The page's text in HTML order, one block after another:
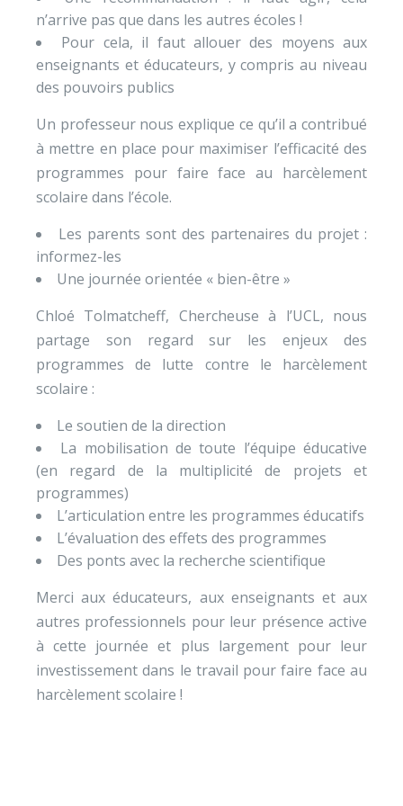
n’arrive pas que dans les autres écoles !
Pour cela, il faut allouer des moyens aux
enseignants et éducateurs, y compris au niveau
des pouvoirs publics
Un professeur nous explique ce qu’il a contribué
à mettre en place pour maximiser l’efficacité des
programmes pour faire face au harcèlement
scolaire dans l’école.
Les parents sont des partenaires du projet :
informez-les
Une journée orientée « bien-être »
Chloé Tolmatcheff, Chercheuse à l’UCL, nous
partage son regard sur les enjeux des
programmes de lutte contre le harcèlement
scolaire :
Le soutien de la direction
La mobilisation de toute l’équipe éducative
(en regard de la multiplicité de projets et
programmes)
L’articulation entre les programmes éducatifs
L’évaluation des effets des programmes
Des ponts avec la recherche scientifique
Merci aux éducateurs, aux enseignants et aux
autres professionnels pour leur présence active
à cette journée et plus largement pour leur
investissement dans le travail pour faire face au
harcèlement scolaire !